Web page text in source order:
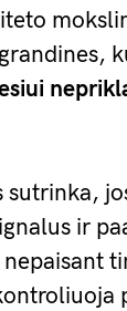
sutrinka,
ir